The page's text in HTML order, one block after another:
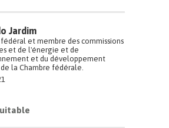
Jardim
et membre des commissions
et de l'énergie et de
et du développement
la Chambre fédérale.